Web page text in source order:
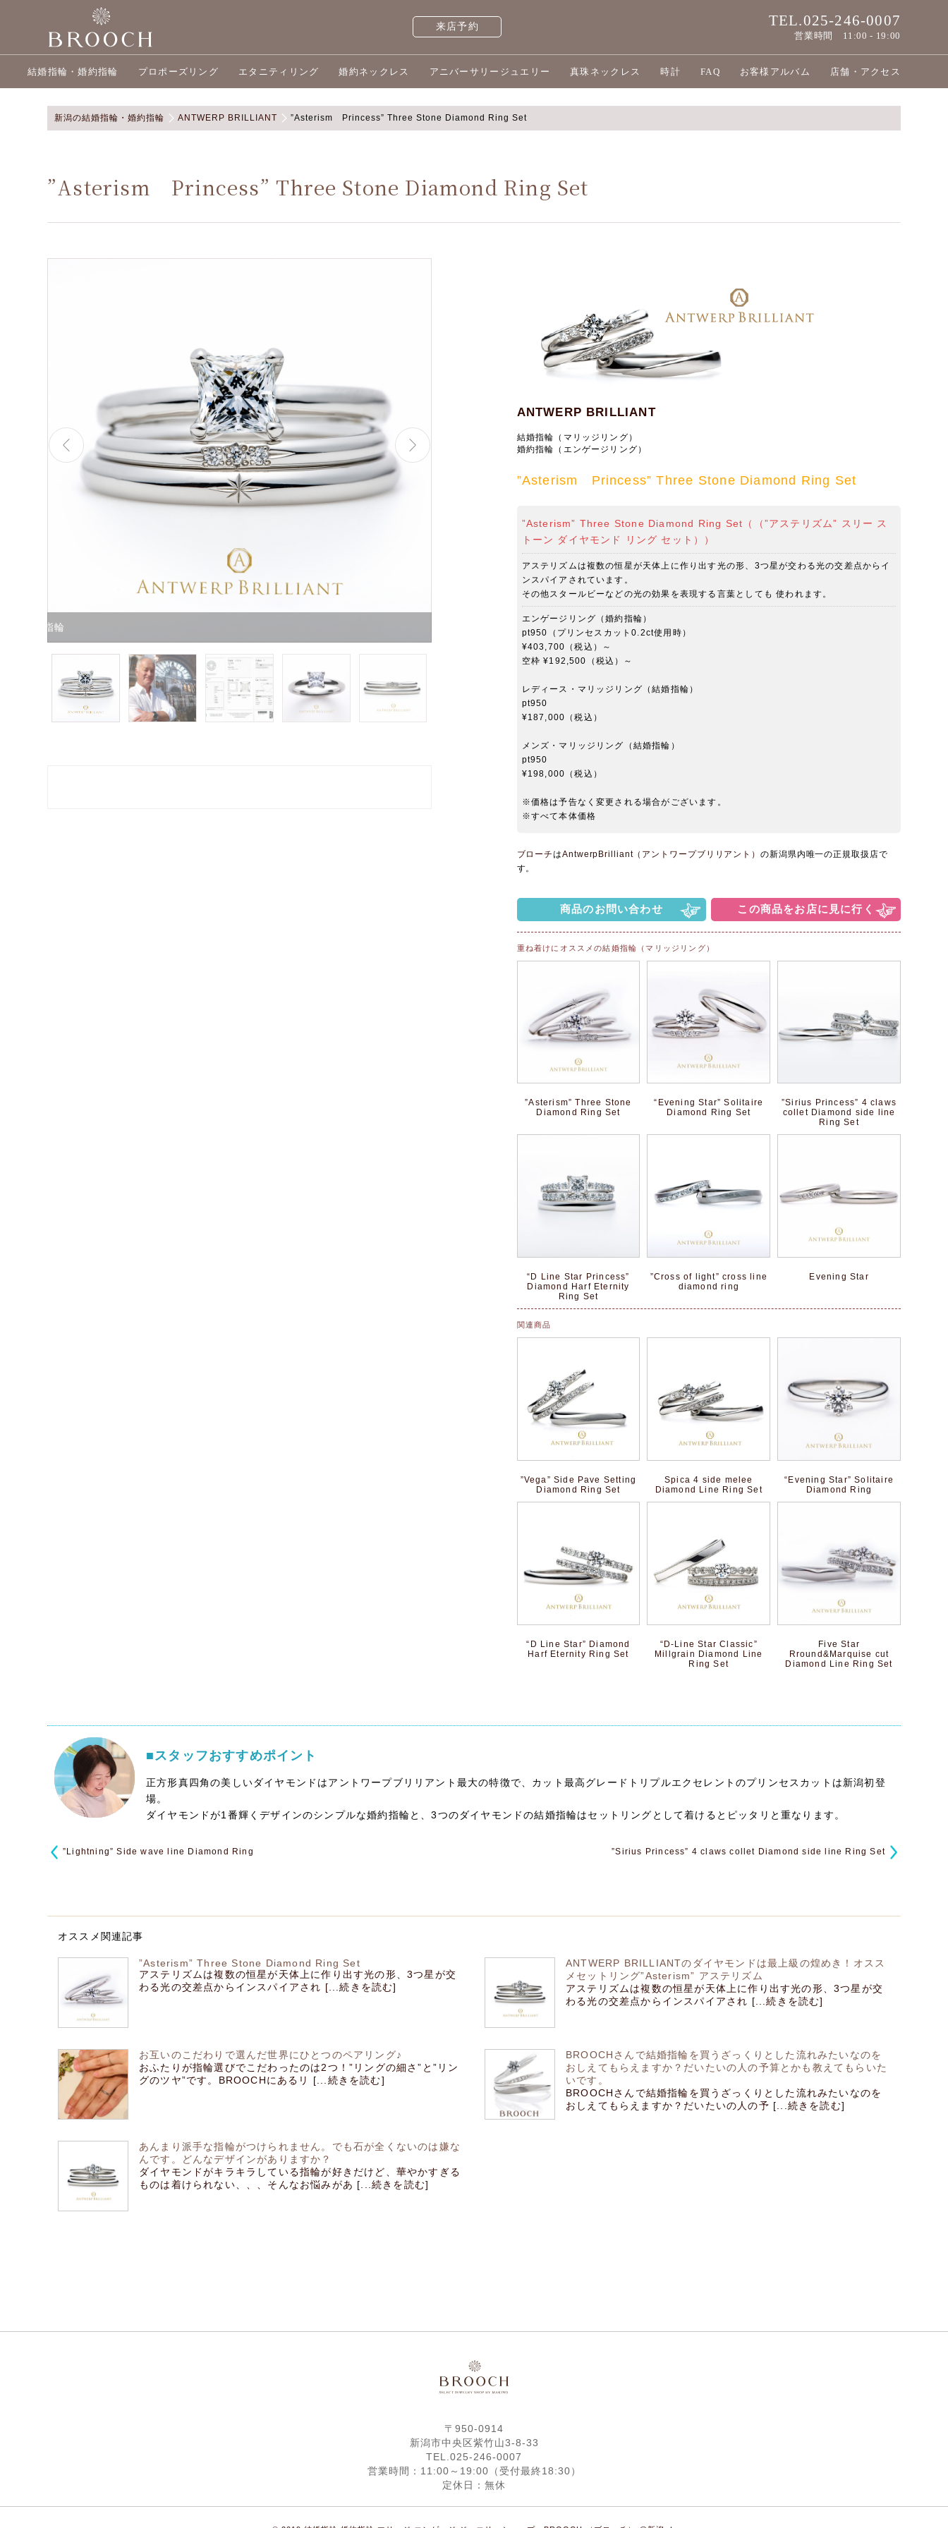
来店予約 TEL.025-246-0007
営業時間 11:00 - 19:00
結婚指輪・婚約指輪 プロポーズリング エタニティリング 婚約ネックレス アニバーサリージュエリー 真珠ネックレス 時計 FAQ お客様アルバム 店舗・アクセス
新潟の結婚指輪・婚約指輪 ANTWERP BRILLIANT ”Asterism Princess” Three Stone Diamond Ring Set
”Asterism Princess” Three Stone Diamond Ring Set
の結婚指輪 アントワープブリリアント専属 ダイヤモンド研磨師 フィリッペンス・ベルト
ANTWERP BRILLIANT
結婚指輪（マリッジリング）
婚約指輪（エンゲージリング）
”Asterism Princess” Three Stone Diamond Ring Set
”Asterism” Three Stone Diamond Ring Set（（”アステリズム” スリー ス
トーン ダイヤモンド リング セット））
アステリズムは複数の恒星が天体上に作り出す光の形、3つ星が交わる光の交差点からイ
ンスパイアされています。
その他スタールビーなどの光の効果を表現する言葉としても 使われます。
エンゲージリング（婚約指輪）
pt950（プリンセスカット0.2ct使用時）
¥403,700（税込）～
空枠 ¥192,500（税込）～
レディース・マリッジリング（結婚指輪）
pt950
¥187,000（税込）
メンズ・マリッジリング（結婚指輪）
pt950
¥198,000（税込）
※価格は予告なく変更される場合がございます。
※すべて本体価格
ブローチはAntwerpBrilliant（アントワープブリリアント）の新潟県内唯一の正規取扱店で
す。
商品のお問い合わせ この商品をお店に見に行く
重ね着けにオススメの結婚指輪（マリッジリング）
”Asterism” Three Stone
Diamond Ring Set
“Evening Star” Solitaire
Diamond Ring Set
”Sirius Princess” 4 claws
collet Diamond side line
Ring Set
“D Line Star Princess”
Diamond Harf Eternity
Ring Set
”Cross of light” cross line
diamond ring
Evening Star
関連商品
”Vega” Side Pave Setting
Diamond Ring Set
Spica 4 side melee
Diamond Line Ring Set
“Evening Star” Solitaire
Diamond Ring
“D Line Star” Diamond
Harf Eternity Ring Set
“D-Line Star Classic”
Millgrain Diamond Line
Ring Set
Five Star
Rround&Marquise cut
Diamond Line Ring Set
■スタッフおすすめポイント
正方形真四角の美しいダイヤモンドはアントワープブリリアント最大の特徴で、カット最高グレードトリプルエクセレントのプリンセスカットは新潟初登
場。
ダイヤモンドが1番輝くデザインのシンプルな婚約指輪と、3つのダイヤモンドの結婚指輪はセットリングとして着けるとピッタリと重なります。
”Sirius Princess” 4 claws collet Diamond side line Ring Set
”Lightning” Side wave line Diamond Ring
オススメ関連記事
”Asterism” Three Stone Diamond Ring Set
アステリズムは複数の恒星が天体上に作り出す光の形、3つ星が交
わる光の交差点からインスパイアされ [...続きを読む]
ANTWERP BRILLIANTのダイヤモンドは最上級の煌めき！オスス
メセットリング”Asterism” アステリズム
アステリズムは複数の恒星が天体上に作り出す光の形、3つ星が交
わる光の交差点からインスパイアされ [...続きを読む]
お互いのこだわりで選んだ世界にひとつのペアリング♪
おふたりが指輪選びでこだわったのは2つ！”リングの細さ”と”リン
グのツヤ”です。BROOCHにあるリ [...続きを読む]
BROOCHさんで結婚指輪を買うざっくりとした流れみたいなのを
おしえてもらえますか？だいたいの人の予算とかも教えてもらいた
いです。
BROOCHさんで結婚指輪を買うざっくりとした流れみたいなのを
おしえてもらえますか？だいたいの人の予 [...続きを読む]
あんまり派手な指輪がつけられません。でも石が全くないのは嫌な
んです。どんなデザインがありますか？
ダイヤモンドがキラキラしている指輪が好きだけど、華やかすぎる
ものは着けられない、、、そんなお悩みがあ [...続きを読む]
〒950-0914
新潟市中央区紫竹山3-8-33
TEL.025-246-0007
営業時間：11:00～19:00（受付最終18:30）
定休日：無休